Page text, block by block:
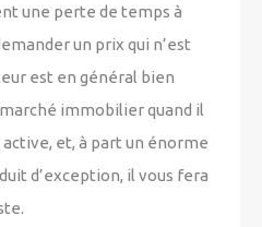
une perte de temps à
un prix qui n’est
est en général bien
immobilier quand il
et, à part un énorme
d’exception, il vous fera